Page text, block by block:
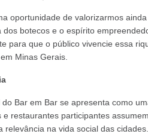
oportunidade de valorizarmos
botecos e o espírito
para que o público vivencie essa
Minas Gerais.
Bar em Bar se apresenta como
restaurantes participantes
na vida social das cidades.